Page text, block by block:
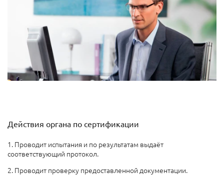
Действия органа по сертификации
1. Проводит испытания и по результатам выдаёт
соответствующий протокол.
2. Проводит проверку предоставленной документации.